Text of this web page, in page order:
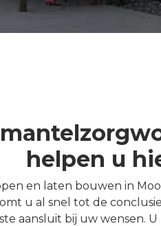
helpen u
en laten bouwen in
u al snel tot de
aansluit bij uw wensen.